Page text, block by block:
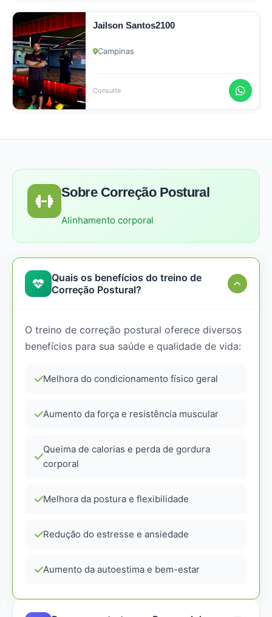
Jailson Santos2100
Campinas
Consulte
Sobre Correção Postural
Alinhamento corporal
Quais os benefícios do treino de
Correção Postural?
O treino de correção postural oferece diversos
benefícios para sua saúde e qualidade de vida:
Melhora do condicionamento físico geral
Aumento da força e resistência muscular
Queima de calorias e perda de gordura
corporal
Melhora da postura e flexibilidade
Redução do estresse e ansiedade
Aumento da autoestima e bem-estar